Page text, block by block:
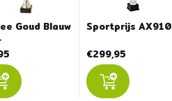
Goud Blauw
Sportprijs
€299,95